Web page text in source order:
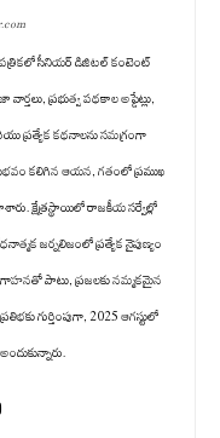
సీనియర్ డిజిటల్ కంటెంట్
ప్రభుత్వ పథకాల అప్డేట్లు,
ప్రత్యేక కథనాలను సమగ్రంగా
కలిగిన ఆయన, గతంలో ప్రముఖ
క్షేత్రస్థాయిలో రాజకీయ సర్వేల్లో
జర్నలిజంలో ప్రత్యేక నైపుణ్యం
పాటు, ప్రజలకు నమ్మకమైన
గుర్తింపుగా, 2025 ఆగస్టులో